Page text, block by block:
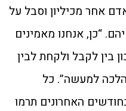
אחר מכיליון וסבל על
“כן, אנחנו מאמינים
בין לקבל ולקחת לבין
הלכה למעשה”. כל
האחרונים תרמו